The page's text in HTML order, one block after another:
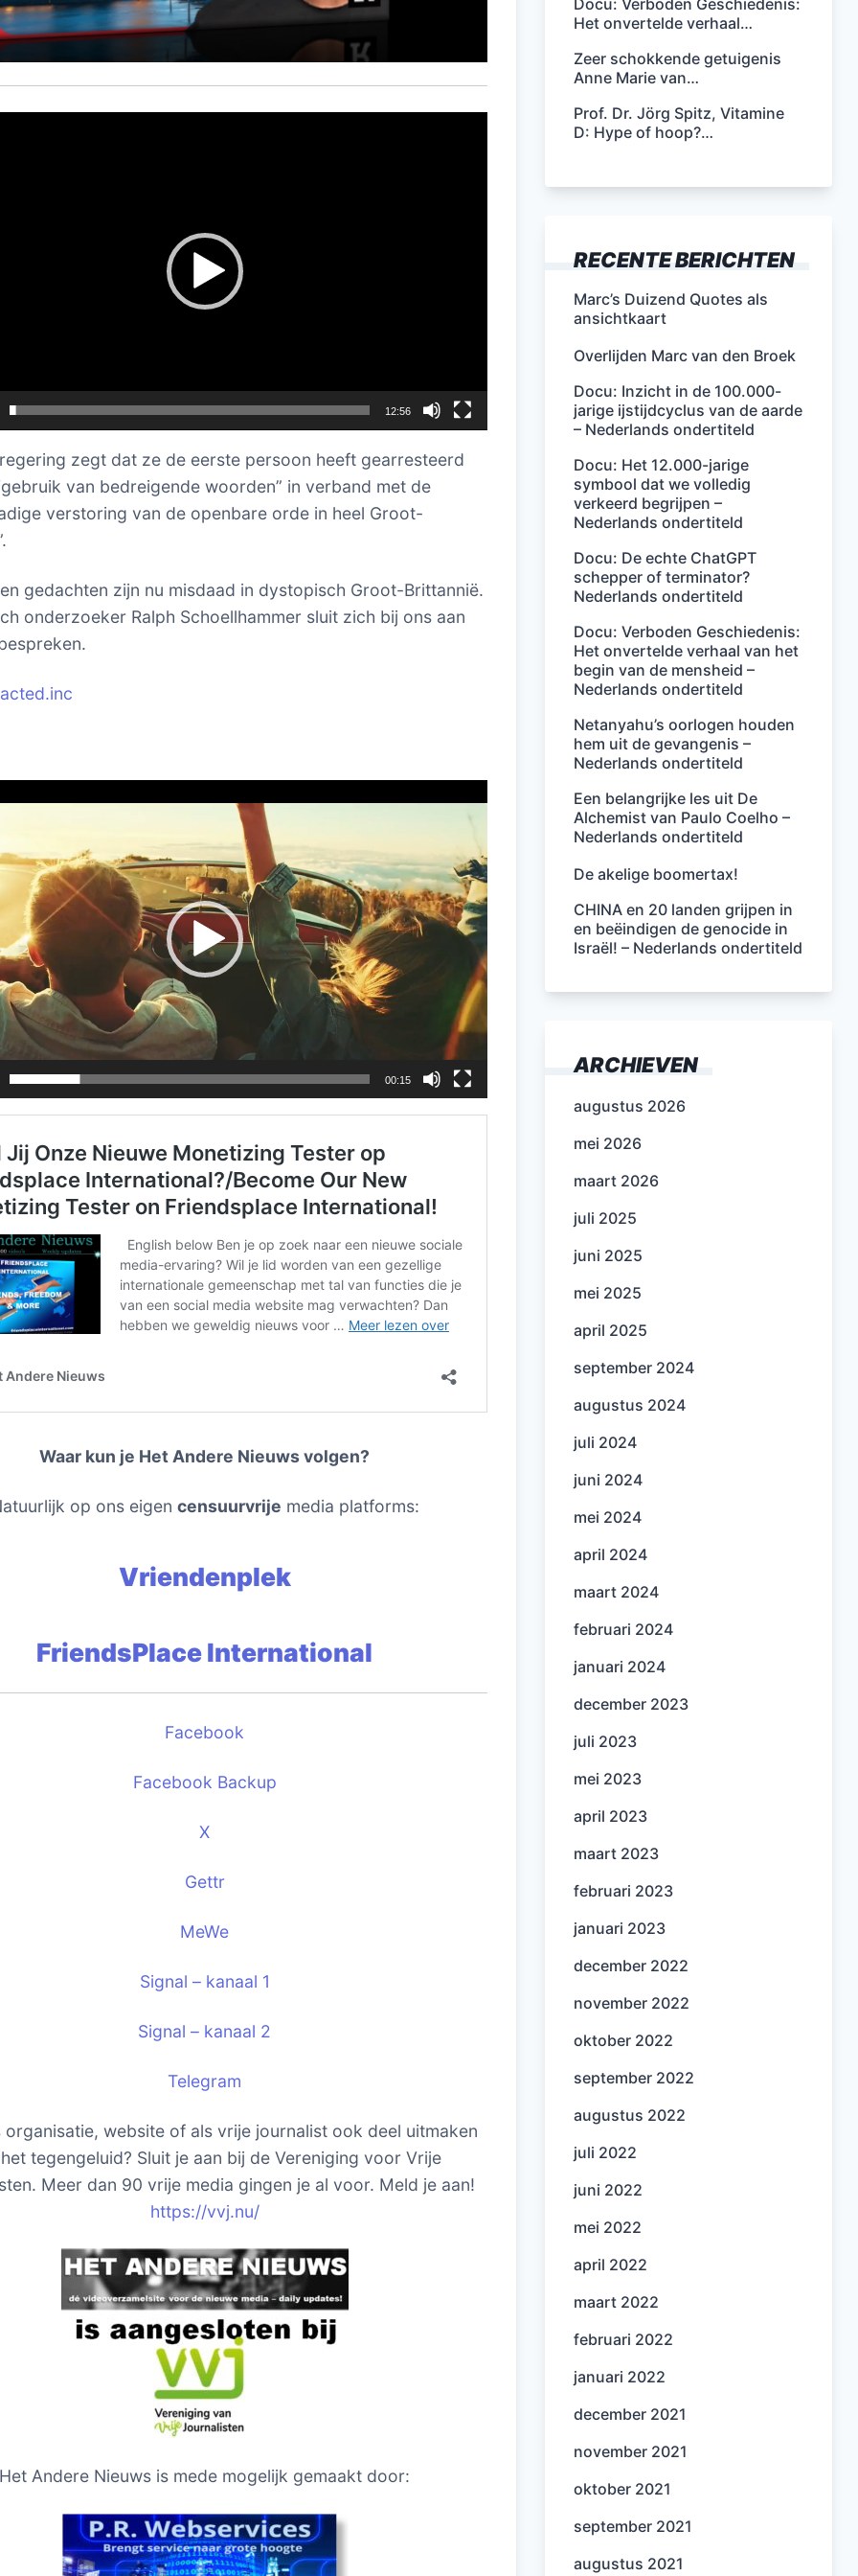
12:56
zegt dat ze de eerste persoon heeft gearresteerd
van bedreigende woorden” in verband met de
verstoring van de openbare orde in heel Groot-
gedachten zijn nu misdaad in dystopisch Groot-Brittannië.
onderzoeker Ralph Schoellhammer sluit zich bij ons aan
00:15
Waar kun je Het Andere Nieuws volgen?
op ons eigen censuurvrije media platforms:
Vriendenplek
FriendsPlace International
Facebook
Facebook Backup
X
Gettr
MeWe
Signal – kanaal 1
Signal – kanaal 2
Telegram
organisatie, website of als vrije journalist ook deel uitmaken
tegengeluid? Sluit je aan bij de Vereniging voor Vrije
Meer dan 90 vrije media gingen je al voor. Meld je aan!
https://vvj.nu/
Het Andere Nieuws is mede mogelijk gemaakt door:
Docu: Verboden Geschiedenis:
Het onvertelde verhaal…
Zeer schokkende getuigenis
Anne Marie van…
Prof. Dr. Jörg Spitz, Vitamine
D: Hype of hoop?…
RECENTE BERICHTEN
Marc’s Duizend Quotes als
ansichtkaart
Overlijden Marc van den Broek
Docu: Inzicht in de 100.000-
jarige ijstijdcyclus van de aarde
– Nederlands ondertiteld
Docu: Het 12.000-jarige
symbool dat we volledig
verkeerd begrijpen –
Nederlands ondertiteld
Docu: De echte ChatGPT
schepper of terminator?
Nederlands ondertiteld
Docu: Verboden Geschiedenis:
Het onvertelde verhaal van het
begin van de mensheid –
Nederlands ondertiteld
Netanyahu’s oorlogen houden
hem uit de gevangenis –
Nederlands ondertiteld
Een belangrijke les uit De
Alchemist van Paulo Coelho –
Nederlands ondertiteld
De akelige boomertax!
CHINA en 20 landen grijpen in
en beëindigen de genocide in
Israël! – Nederlands ondertiteld
ARCHIEVEN
augustus 2026
mei 2026
maart 2026
juli 2025
juni 2025
mei 2025
april 2025
september 2024
augustus 2024
juli 2024
juni 2024
mei 2024
april 2024
maart 2024
februari 2024
januari 2024
december 2023
juli 2023
mei 2023
april 2023
maart 2023
februari 2023
januari 2023
december 2022
november 2022
oktober 2022
september 2022
augustus 2022
juli 2022
juni 2022
mei 2022
april 2022
maart 2022
februari 2022
januari 2022
december 2021
november 2021
oktober 2021
september 2021
augustus 2021